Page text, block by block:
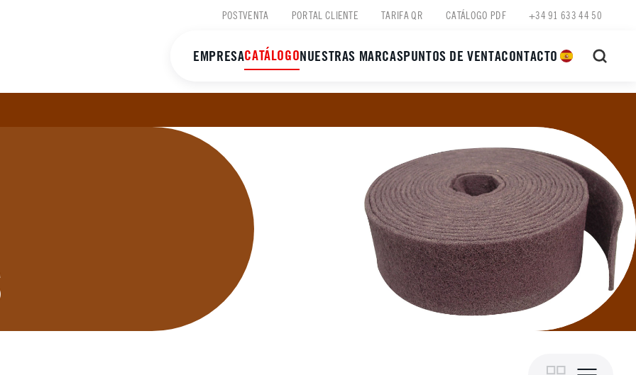
POSTVENTA PORTAL CLIENTE TARIFA QR CATÁLOGO PDF +34 91 633 44 50
EMPRESACATÁLOGONUESTRAS MARCASPUNTOS DE VENTACONTACTO